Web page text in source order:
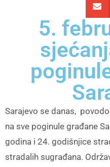
5.
Sarajevo se danas,
na sve poginule građane
godina i 24. godišnjice
stradalih sugrađana.